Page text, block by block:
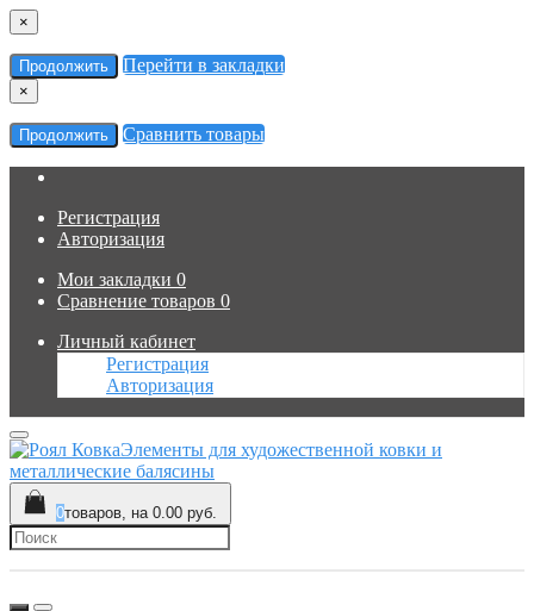
×
Продолжить Перейти в закладки
×
Продолжить Сравнить товары
Регистрация
Авторизация
Мои закладки 0
Сравнение товаров 0
Личный кабинет
Регистрация
Авторизация
Элементы для художественной ковки и
металлические балясины
0товаров, на 0.00 руб.